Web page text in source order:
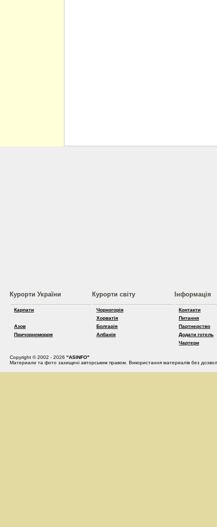
Курорти України
Карпати
Азов
Причорноморря
Курорти світу
Чорногорія
Хорватія
Болгарія
Албанія
Інформація
Контакти
Питання
Партнерство
Додати готель
Чартери
Copyright © 2002 - 2026 "ASINFO"
Материали та фото захищені авторським правом. Використання материалів без